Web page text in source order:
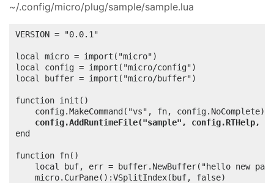
~/.config/micro/plug/sample/sample.lua
VERSION = "0.0.1"
local micro = import("micro")
local config = import("micro/config")
local buffer = import("micro/buffer")
function init()
config.AddRuntimeFile("sample", config.RTHelp,
end
function fn()